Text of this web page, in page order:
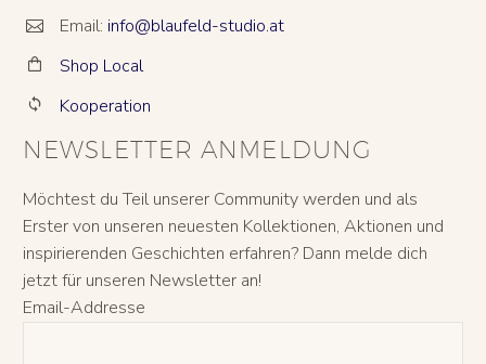

 Email: info@blaufeld-studio.at

 Shop Local

 Kooperation
NEWSLETTER ANMELDUNG
Möchtest du Teil unserer Community werden und als
Erster von unseren neuesten Kollektionen, Aktionen und
inspirierenden Geschichten erfahren? Dann melde dich
jetzt für unseren Newsletter an!
Email-Addresse